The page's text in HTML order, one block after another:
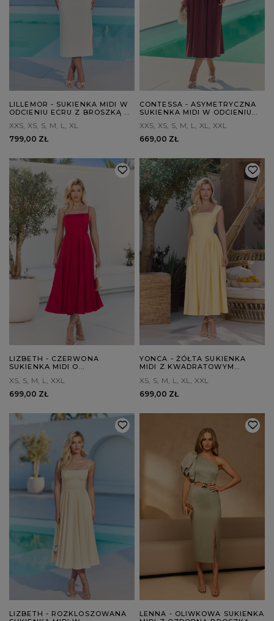
LILLEMOR - SUKIENKA MIDI W
ODCIENIU ECRU Z BROSZKĄ Z
XXS XS S M L XL
799,00 ZŁ
CONTESSA - ASYMETRYCZNA
SUKIENKA MIDI W ODCIENIU
XXS XS S M L XL XXL
669,00 ZŁ
LIZBETH - CZERWONA
SUKIENKA MIDI O
XS S M L
XXL
699,00 ZŁ
YONCA - ŻÓŁTA SUKIENKA
MIDI Z KWADRATOWYM
XS S M L XL
XXL
699,00 ZŁ
LIZBETH - ROZKLOSZOWANA
LENNA - OLIWKOWA SUKIENKA